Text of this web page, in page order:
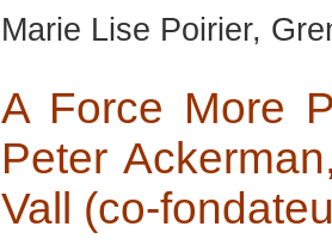
Marie Lise Poirier,
A Force More
Peter
Vall (co-